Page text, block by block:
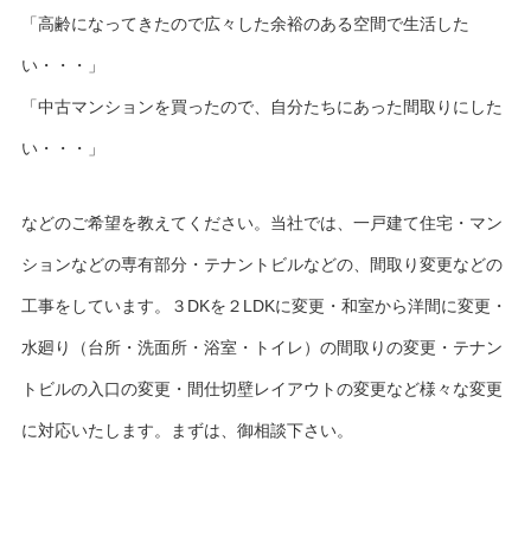
「高齢になってきたので広々した余裕のある空間で生活した
い・・・」
「中古マンションを買ったので、自分たちにあった間取りにした
い・・・」
などのご希望を教えてください。当社では、一戸建て住宅・マン
ションなどの専有部分・テナントビルなどの、間取り変更などの
工事をしています。３DKを２LDKに変更・和室から洋間に変更・
水廻り（台所・洗面所・浴室・トイレ）の間取りの変更・テナン
トビルの入口の変更・間仕切壁レイアウトの変更など様々な変更
に対応いたします。まずは、御相談下さい。